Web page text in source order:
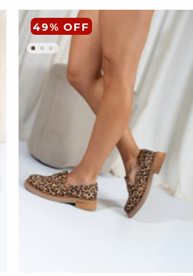
49% OFF